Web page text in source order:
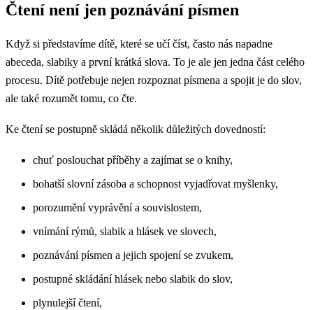
Čtení není jen poznávání písmen
Když si představíme dítě, které se učí číst, často nás napadne
abeceda, slabiky a první krátká slova. To je ale jen jedna část celého
procesu. Dítě potřebuje nejen rozpoznat písmena a spojit je do slov,
ale také rozumět tomu, co čte.
Ke čtení se postupně skládá několik důležitých dovedností:
chuť poslouchat příběhy a zajímat se o knihy,
bohatší slovní zásoba a schopnost vyjadřovat myšlenky,
porozumění vyprávění a souvislostem,
vnímání rýmů, slabik a hlásek ve slovech,
poznávání písmen a jejich spojení se zvukem,
postupné skládání hlásek nebo slabik do slov,
plynulejší čtení,